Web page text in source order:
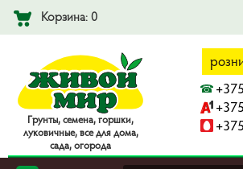
Корзина: 0
Гpyнты, ceмeнa, гopшки,
лyкoвичныe, вce для дoмa,
caдa, oгopoдa